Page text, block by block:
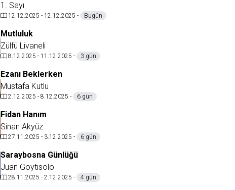
1. Sayı
12.12.2025 - 12.12.2025 - Bugün
Mutluluk
Zülfü Livaneli
8.12.2025 - 11.12.2025 - 3 gün
Ezanı Beklerken
Mustafa Kutlu
2.12.2025 - 8.12.2025 - 6 gün
Fidan Hanım
Sinan Akyüz
27.11.2025 - 3.12.2025 - 6 gün
Saraybosna Günlüğü
Juan Goytisolo
28.11.2025 - 2.12.2025 - 4 gün